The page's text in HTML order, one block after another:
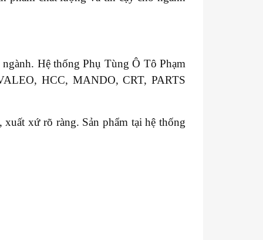
Hệ thống Phụ Tùng Ô Tô Phạm
HCC, MANDO, CRT, PARTS
xứ rõ ràng. Sản phẩm tại hệ thống